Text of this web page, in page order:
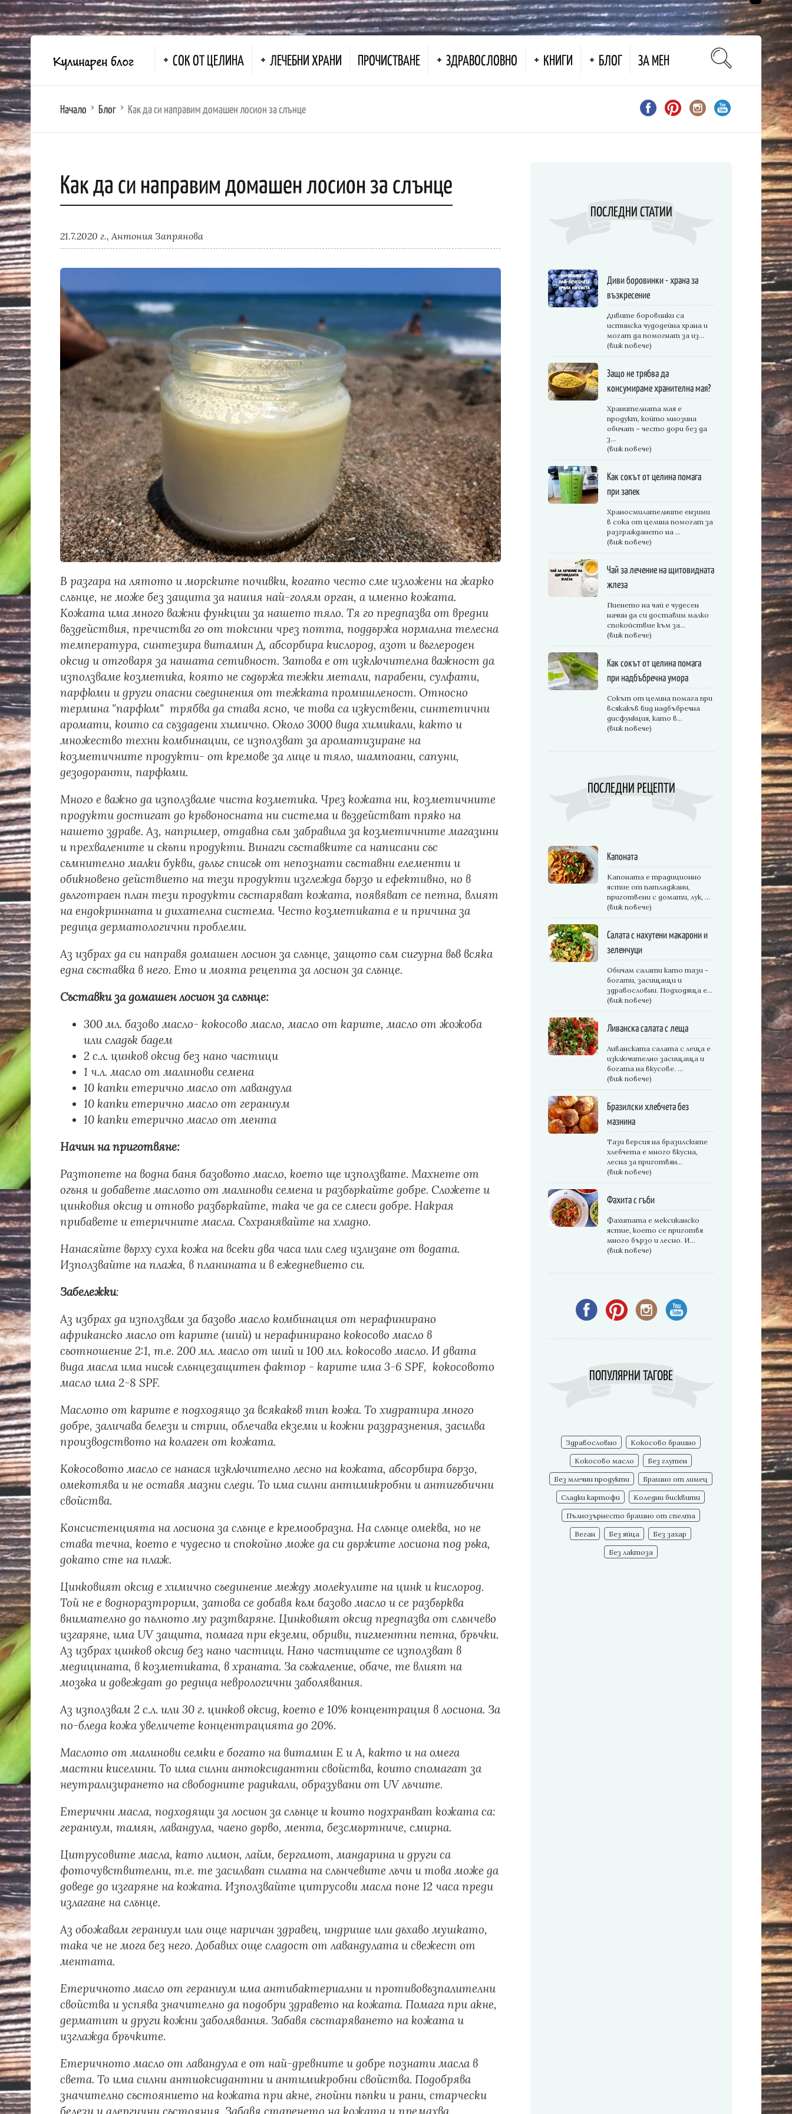
СОК ОТ ЦЕЛИНА ЛЕЧЕБНИ ХРАНИ ПРОЧИСТВАНЕ ЗДРАВОСЛОВНО КНИГИ БЛОГ ЗА МЕН
Начало Блог Как да си направим домашен лосион за слънце
Как да си направим домашен лосион за слънце
21.7.2020 г., Антония Запрянова
В разгара на лятото и морските почивки, когато често сме изложени на жарко
слънце, не може без защита за нашия най-голям орган, а именно кожата.
Кожата има много важни функции за нашето тяло. Тя го предпазва от вредни
въздействия, пречиства го от токсини чрез потта, поддържа нормална телесна
температура, синтезира витамин Д, абсорбира кислород, азот и въглероден
оксид и отговаря за нашата сетивност. Затова е от изключителна важност да
използваме козметика, която не съдържа тежки метали, парабени, сулфати,
парфюми и други опасни съединения от тежката промишленост. Относно
термина "парфюм" трябва да става ясно, че това са изкуствени, синтетични
аромати, които са създадени химично. Около 3000 вида химикали, както и
множество техни комбинации, се използват за ароматизиране на
козметичните продукти- от кремове за лице и тяло, шампоани, сапуни,
дезодоранти, парфюми.
Много е важно да използваме чиста козметика. Чрез кожата ни, козметичните
продукти достигат до кръвоносната ни система и въздействат пряко на
нашето здраве. Аз, например, отдавна съм забравила за козметичните магазини
и прехвалените и скъпи продукти. Винаги съставките са написани със
съмнително малки букви, дълъг списък от непознати съставни елементи и
обикновено действието на тези продукти изглежда бързо и ефективно, но в
дълготраен план тези продукти състаряват кожата, появяват се петна, влият
на ендокринната и дихателна система. Често козметиката е и причина за
редица дерматологични проблеми.
Аз избрах да си направя домашен лосион за слънце, защото съм сигурна във всяка
една съставка в него. Ето и моята рецепта за лосион за слънце.
Съставки за домашен лосион за слънце:
300 мл. базово масло- кокосово масло, масло от карите, масло от жожоба
или сладък бадем
2 с.л. цинков оксид без нано частици
1 ч.л. масло от малинови семена
10 капки етерично масло от лавандула
10 капки етерично масло от гераниум
10 капки етерично масло от мента
Начин на приготвяне:
Разтопете на водна баня базовото масло, което ще използвате. Махнете от
огъня и добавете маслото от малинови семена и разбъркайте добре. Сложете и
цинковия оксид и отново разбъркайте, така че да се смеси добре. Накрая
прибавете и етеричните масла. Съхранявайте на хладно.
Нанасяйте върху суха кожа на всеки два часа или след излизане от водата.
Използвайте на плажа, в планината и в ежедневието си.
Забележки:
Аз избрах да използвам за базово масло комбинация от нерафинирано
африканско масло от карите (ший) и нерафинирано кокосово масло в
съотношение 2:1, т.е. 200 мл. масло от ший и 100 мл. кокосово масло. И двата
вида масла има нисък слънцезащитен фактор - карите има 3-6 SPF, кокосовото
масло има 2-8 SPF.
Маслото от карите е подходящо за всякакъв тип кожа. То хидратира много
добре, заличава белези и стрии, облечава екземи и кожни раздразнения, засилва
производството на колаген от кожата.
Кокосовото масло се нанася изключително лесно на кожата, абсорбира бързо,
омекотява и не оставя мазни следи. То има силни антимикробни и антигъбични
свойства.
Консистенцията на лосиона за слънце е кремообразна. На слънце омеква, но не
става течна, което е чудесно и спокойно може да си държите лосиона под ръка,
докато сте на плаж.
Цинковият оксид е химично съединение между молекулите на цинк и кислород.
Той не е водноразтрорим, затова се добавя към базово масло и се разбърква
внимателно до пълното му разтваряне. Цинковият оксид предпазва от слънчево
изгаряне, има UV защита, помага при екземи, обриви, пигментни петна, бръчки.
Аз избрах цинков оксид без нано частици. Нано частиците се използват в
медицината, в козметиката, в храната. За съжаление, обаче, те влият на
мозъка и довеждат до редица неврологични заболявания.
Аз използвам 2 с.л. или 30 г. цинков оксид, което е 10% концентрация в лосиона. За
по-бледа кожа увеличете концентрацията до 20%.
Маслото от малинови семки е богато на витамин Е и А, както и на омега
мастни киселини. То има силни антоксидантни свойства, които спомагат за
неутрализирането на свободните радикали, образувани от UV лъчите.
Етерични масла, подходящи за лосион за слънце и които подхранват кожата са:
гераниум, тамян, лавандула, чаено дърво, мента, безсмъртниче, смирна.
Цитрусовите масла, като лимон, лайм, бергамот, мандарина и други са
фоточувствителни, т.е. те засилват силата на слънчевите лъчи и това може да
доведе до изгаряне на кожата. Използвайте цитрусови масла поне 12 часа преди
излагане на слънце.
Аз обожавам гераниум или още наричан здравец, индрише или дъхаво мушкато,
така че не мога без него. Добавих още сладост от лавандулата и свежест от
ментата.
Етеричното масло от гераниум има антибактериални и противовъзпалителни
свойства и успява значително да подобри здравето на кожата. Помага при акне,
дерматит и други кожни заболявания. Забавя състаряването на кожата и
изглажда бръчките.
Етеричното масло от лавандула е от най-древните и добре познати масла в
света. То има силни антиоксидантни и антимикробни свойства. Подобрява
значително състоянието на кожата при акне, гнойни пъпки и рани, старчески
белези и алергични състояния. Забавя старенето на кожата и премахва
ПОСЛЕДНИ СТАТИИ
Диви боровинки - храна за
възкресение
Дивите боровинки са
истинска чудодейна храна и
могат да помогнат за из...
(виж повече)
Защо не трябва да
консумираме хранителна мая?
Хранителната мая е
продукт, който мнозина
обичат – често дори без да
з...
(виж повече)
Как сокът от целина помага
при запек
Храносмилателните ензими
в сока от целина помогат за
разграждането на ...
(виж повече)
Чай за лечение на щитовидната
жлеза
Пиенето на чай е чудесен
начин да си доставим малко
спокойствие към за...
(виж повече)
Как сокът от целина помага
при надбъбречна умора
Сокът от целина помага при
всякакъв вид надбъбречна
дисфункция, като в...
(виж повече)
ПОСЛЕДНИ РЕЦЕПТИ
Капоната
Капоната е традиционно
ястие от патладжани,
приготвени с домати, лук, ...
(виж повече)
Салата с нахутени макарони и
зеленчуци
Обичам салати като тази -
богати, засищащи и
здравословни. Подходяща е...
(виж повече)
Ливанска салата с леща
Ливанската салата с леща е
изключително засищаща и
богата на вкусове. ...
(виж повече)
Бразилски хлебчета без
мазнина
Тази версия на бразилските
хлебчета е много вкусна,
лесна за приготвян...
(виж повече)
Фахита с гъби
Фахитата е мексиканско
ястие, което се приготвя
много бързо и лесно. И...
(виж повече)
ПОПУЛЯРНИ ТАГОВЕ
Здравословно Кокосово брашно
Кокосово масло Без глутен
Без млечни продукти Брашно от лимец
Сладки картофи Коледни бисквити
Пълнозърнесто брашно от спелта
Веган Без яйца Без захар
Без лактоза